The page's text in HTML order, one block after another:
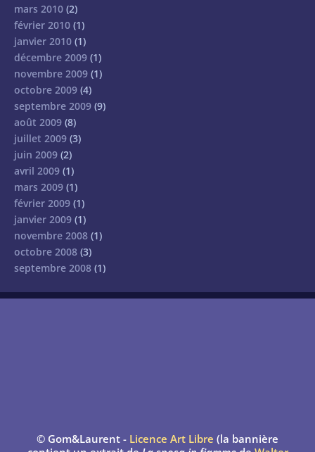
mars 2010 (2)
février 2010 (1)
janvier 2010 (1)
décembre 2009 (1)
novembre 2009 (1)
octobre 2009 (4)
septembre 2009 (9)
août 2009 (8)
juillet 2009 (3)
juin 2009 (2)
avril 2009 (1)
mars 2009 (1)
février 2009 (1)
janvier 2009 (1)
novembre 2008 (1)
octobre 2008 (3)
septembre 2008 (1)
© Gom&Laurent - Licence Art Libre (la bannière